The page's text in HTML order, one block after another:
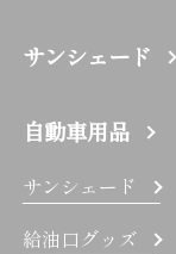
サンシェード
自動車用品
サンシェード
給油口グッズ